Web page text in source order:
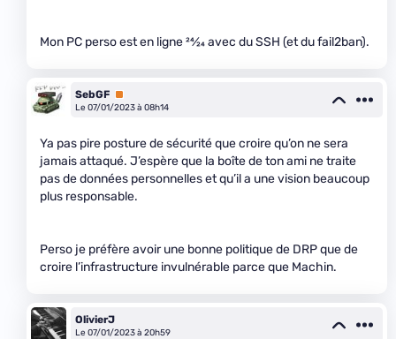
Mon PC perso est en ligne24⁄24avec du SSH (et du fail2ban).
SebGF Premium
Le 07/01/2023 à 08h14
Ya pas pire posture de sécurité que croire qu’on ne sera
jamais attaqué. J’espère que la boîte de ton ami ne traite
pas de données personnelles et qu’il a une vision beaucoup
plus responsable.
Perso je préfère avoir une bonne politique de DRP que de
croire l’infrastructure invulnérable parce que Machin.
OlivierJ
Le 07/01/2023 à 20h59